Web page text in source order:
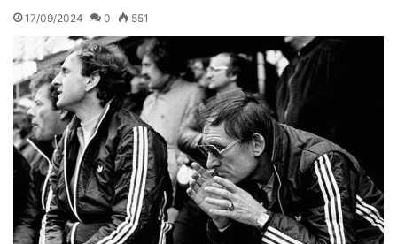
17/09/2024 0 551